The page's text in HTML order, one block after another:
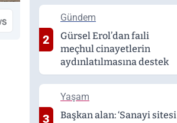
2
Gündem
Gürsel Erol’dan faıli
meçhul cinayetlerin
aydınlatılmasına destek
3
Yaşam
Başkan alan: ‘Sanayi sitesi